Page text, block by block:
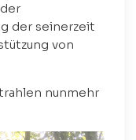
der seinerzeit
von
nunmehr